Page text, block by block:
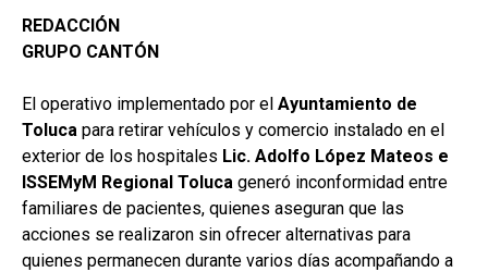
REDACCIÓN
GRUPO CANTÓN
El operativo implementado por el Ayuntamiento de
Toluca para retirar vehículos y comercio instalado en el
exterior de los hospitales Lic. Adolfo López Mateos e
ISSEMyM Regional Toluca generó inconformidad entre
familiares de pacientes, quienes aseguran que las
acciones se realizaron sin ofrecer alternativas para
quienes permanecen durante varios días acompañando a